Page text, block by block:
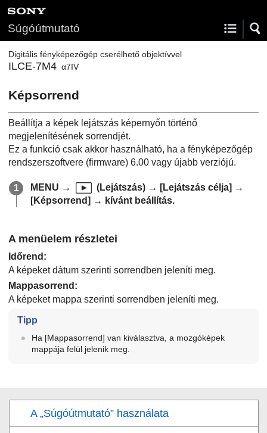
Súgóútmutató
Digitális fényképezőgép cserélhető objektívvel
ILCE-7M4 α7IV
Képsorrend
Beállítja a képek lejátszás képernyőn történő
megjelenítésének sorrendjét.
Ez a funkció csak akkor használható, ha a fényképezőgép
rendszerszoftvere (firmware) 6.00 vagy újabb verziójú.
MENU → (Lejátszás) → [Lejátszás célja] →
[Képsorrend] → kívánt beállítás.
A menüelem részletei
Időrend :
A képeket dátum szerinti sorrendben jeleníti meg.
Mappasorrend :
A képeket mappa szerinti sorrendben jeleníti meg.
Tipp
Ha [Mappasorrend] van kiválasztva, a mozgóképek
mappája felül jelenik meg.
A „Súgóútmutató” használata